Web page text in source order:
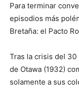
Para terminar
episodios más
Bretaña: el Pacto
Tras la crisis del
de Otawa (1932)
solamente a sus